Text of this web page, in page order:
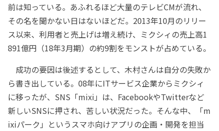
前は知っている。あふれるほど大量のテレビCMが流れ、
その名を聞かない日はないほどだ。2013年10月のリリー
ス以来、利用者と売上げは増え続け、ミクシィの売上高1
891億円（18年3月期）の約9割をモンストが占めている。
成功の要因は後述するとして、木村さんは自分の失敗か
ら書き出している。08年にITサービス企業からミクシィ
に移ったが、SNS「mixi」は、FacebookやTwitterなど
新しいSNSに押され、苦しい状況だった。そんな中、「m
ixiパーク」というスマホ向けアプリの企画・開発を担当